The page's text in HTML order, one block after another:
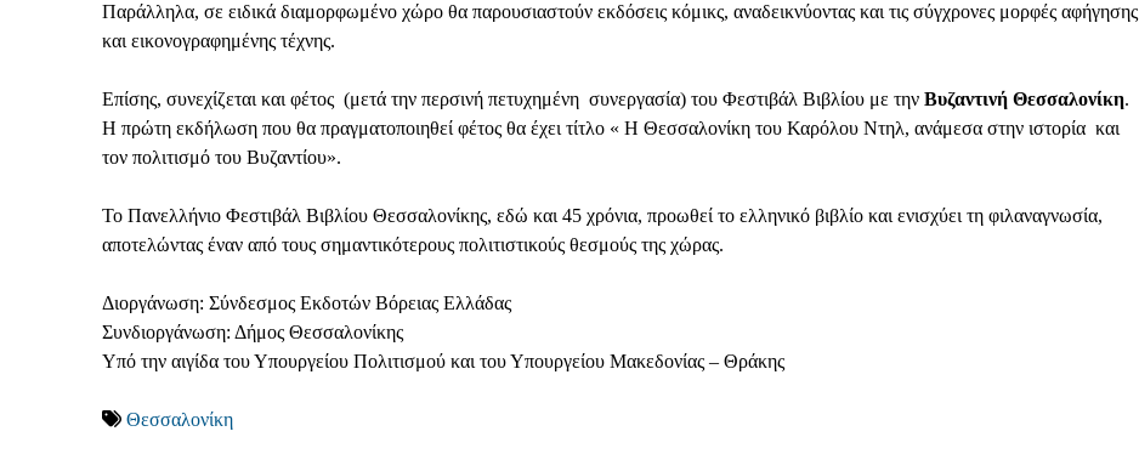
Παράλληλα, σε ειδικά διαμορφωμένο χώρο θα παρουσιαστούν εκδόσεις κόμικς, αναδεικνύοντας και τις σύγχρονες μορφές αφήγησης
και εικονογραφημένης τέχνης.
Επίσης, συνεχίζεται και φέτος (μετά την περσινή πετυχημένη συνεργασία) του Φεστιβάλ Βιβλίου με την Βυζαντινή Θεσσαλονίκη.
Η πρώτη εκδήλωση που θα πραγματοποιηθεί φέτος θα έχει τίτλο « Η Θεσσαλονίκη του Καρόλου Ντηλ, ανάμεσα στην ιστορία και
τον πολιτισμό του Βυζαντίου».
Το Πανελλήνιο Φεστιβάλ Βιβλίου Θεσσαλονίκης, εδώ και 45 χρόνια, προωθεί το ελληνικό βιβλίο και ενισχύει τη φιλαναγνωσία,
αποτελώντας έναν από τους σημαντικότερους πολιτιστικούς θεσμούς της χώρας.
Διοργάνωση: Σύνδεσμος Εκδοτών Βόρειας Ελλάδας
Συνδιοργάνωση: Δήμος Θεσσαλονίκης
Υπό την αιγίδα του Υπουργείου Πολιτισμού και του Υπουργείου Μακεδονίας – Θράκης
Θεσσαλονίκη